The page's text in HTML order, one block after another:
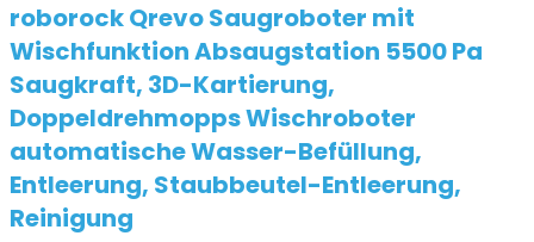
roborock Qrevo Saugroboter mit
Wischfunktion Absaugstation 5500 Pa
Saugkraft, 3D-Kartierung,
Doppeldrehmopps Wischroboter
automatische Wasser-Befüllung,
Entleerung, Staubbeutel-Entleerung,
Reinigung